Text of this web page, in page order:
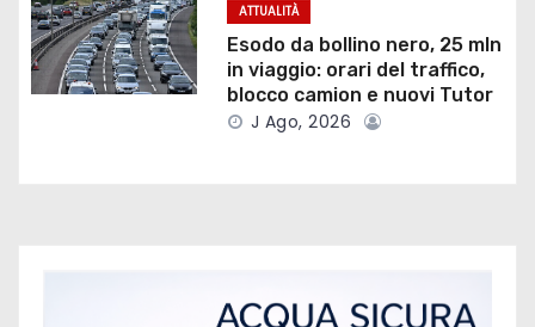
t
i
ATTUALITÀ
Esodo da bollino nero, 25 mln
in viaggio: orari del traffico,
blocco camion e nuovi Tutor
J Ago, 2026